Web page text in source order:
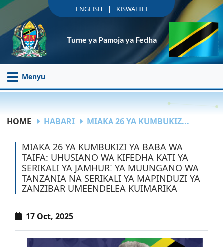
KISWAHILI
|
ENGLISH
Tume ya Pamoja ya Fedha
Menyu
HOME HABARI MIAKA 26 YA KUMBUKIZ...
MIAKA 26 YA KUMBUKIZI YA BABA WA
TAIFA: UHUSIANO WA KIFEDHA KATI YA
SERIKALI YA JAMHURI YA MUUNGANO WA
TANZANIA NA SERIKALI YA MAPINDUZI YA
ZANZIBAR UMEENDELEA KUIMARIKA
17 Oct, 2025